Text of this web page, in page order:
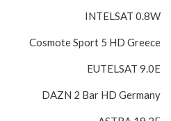
INTELSAT 0.8W
Cosmote Sport 5 HD Greece
EUTELSAT 9.0E
DAZN 2 Bar HD Germany